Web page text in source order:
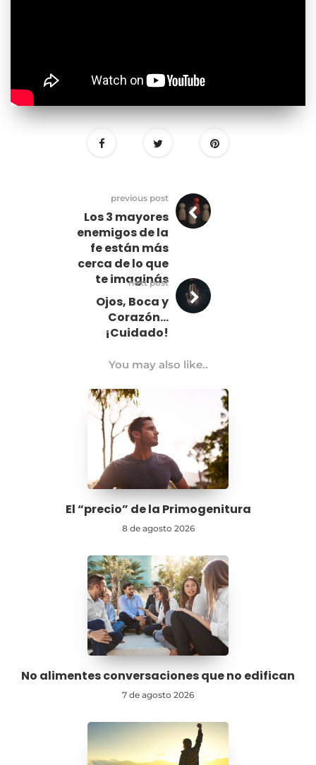
previous post
Los 3 mayores
enemigos de la
fe están más
cerca de lo que
te imaginás
next post
Ojos, Boca y
Corazón…
¡Cuidado!
You may also like..
El “precio” de la Primogenitura
8 de agosto 2026
No alimentes conversaciones que no edifican
7 de agosto 2026